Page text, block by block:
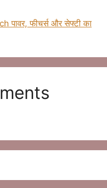
फीचर्स और सेफ्टी का